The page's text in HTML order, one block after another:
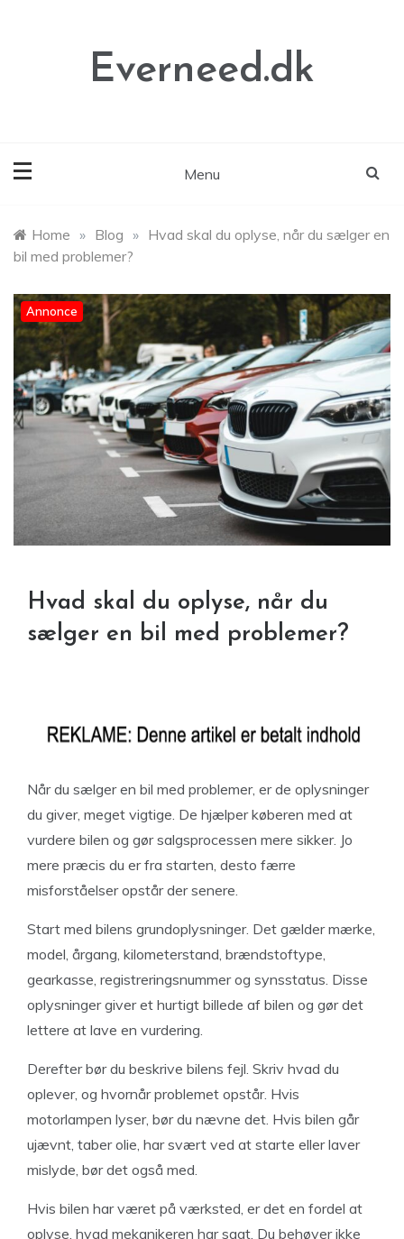
Everneed.dk
Menu
Home » Blog » Hvad skal du oplyse, når du sælger en
bil med problemer?
Annonce
Hvad skal du oplyse, når du
sælger en bil med problemer?
Når du sælger en bil med problemer, er de oplysninger
du giver, meget vigtige. De hjælper køberen med at
vurdere bilen og gør salgsprocessen mere sikker. Jo
mere præcis du er fra starten, desto færre
misforståelser opstår der senere.
Start med bilens grundoplysninger. Det gælder mærke,
model, årgang, kilometerstand, brændstoftype,
gearkasse, registreringsnummer og synsstatus. Disse
oplysninger giver et hurtigt billede af bilen og gør det
lettere at lave en vurdering.
Derefter bør du beskrive bilens fejl. Skriv hvad du
oplever, og hvornår problemet opstår. Hvis
motorlampen lyser, bør du nævne det. Hvis bilen går
ujævnt, taber olie, har svært ved at starte eller laver
mislyde, bør det også med.
Hvis bilen har været på værksted, er det en fordel at
oplyse, hvad mekanikeren har sagt. Du behøver ikke